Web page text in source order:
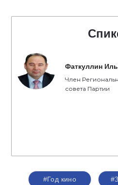
Фаткуллин
Член
совета Партии
#Год кино